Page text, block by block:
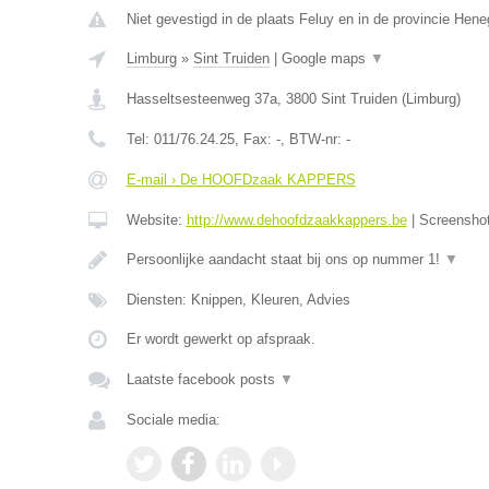
Niet gevestigd in de plaats Feluy en in de provincie
Limburg» Sint Truiden| Google maps ▼
Hasseltsesteenweg 37a, 3800 Sint Truiden(Limburg)
Tel: 011/76.24.25, Fax: -, BTW-nr: -
E-mail › De HOOFDzaak KAPPERS
Website: http://www.dehoofdzaakkappers.be|
Persoonlijke aandacht staat bij ons op nummer 1! ▼
Diensten: Knippen, Kleuren, Advies
Er wordt gewerkt op afspraak.
Laatste facebook posts ▼
Sociale media: